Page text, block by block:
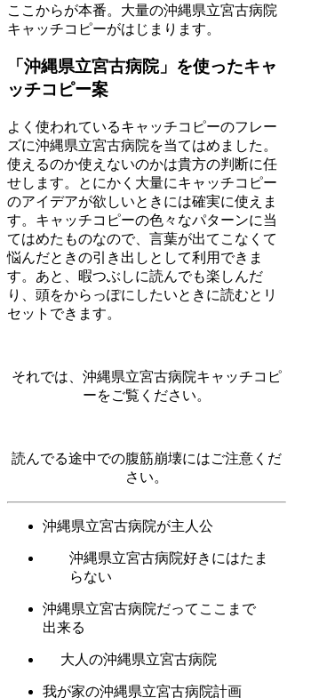
ここからが本番。大量の沖縄県立宮古病院
キャッチコピーがはじまります。
「沖縄県立宮古病院」を使ったキャ
ッチコピー案
よく使われているキャッチコピーのフレー
ズに沖縄県立宮古病院を当てはめました。
使えるのか使えないのかは貴方の判断に任
せします。とにかく大量にキャッチコピー
のアイデアが欲しいときには確実に使えま
す。キャッチコピーの色々なパターンに当
てはめたものなので、言葉が出てこなくて
悩んだときの引き出しとして利用できま
す。あと、暇つぶしに読んでも楽しんだ
り、頭をからっぽにしたいときに読むとリ
セットできます。
それでは、沖縄県立宮古病院キャッチコピ
ーをご覧ください。
読んでる途中での腹筋崩壊にはご注意くだ
さい。
沖縄県立宮古病院が主人公
沖縄県立宮古病院好きにはたま
らない
沖縄県立宮古病院だってここまで
出来る
大人の沖縄県立宮古病院
我が家の沖縄県立宮古病院計画